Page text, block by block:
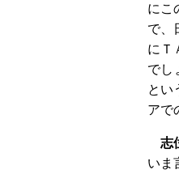
にこ
で、
にＴ
でし
とい
アで
志
いま